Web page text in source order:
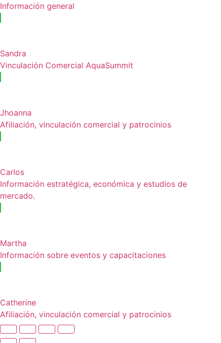
Información general
Sandra
Vinculación Comercial AquaSummit
Jhoanna
Afiliación, vinculación comercial y patrocinios
Carlos
Información estratégica, económica y estudios de
mercado.
Martha
Información sobre eventos y capacitaciones
Catherine
Afiliación, vinculación comercial y patrocinios